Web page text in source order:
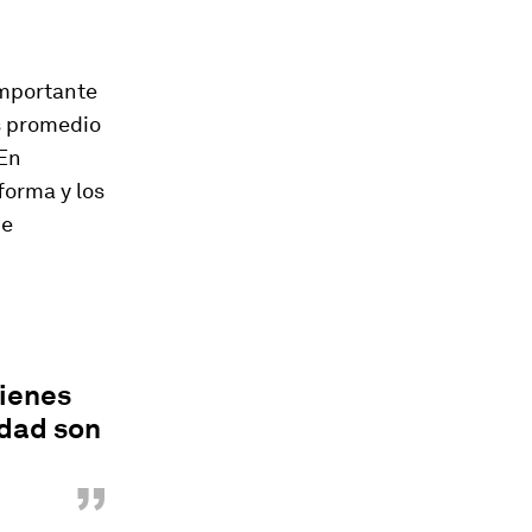
promedio
y los
son